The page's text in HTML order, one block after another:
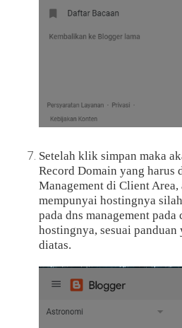
Setelah klik simpan maka
Record Domain yang harus
Management di Client Area,
mempunyai hostingnya
pada dns management
hostingnya, sesuai
diatas.